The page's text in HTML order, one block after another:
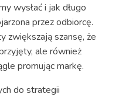
wysłać i jak długo
przez odbiorcę.
zwiększają szansę, że
ale również
promując markę.
do strategii